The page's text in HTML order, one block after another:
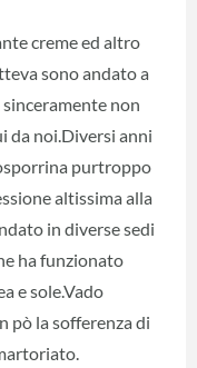
creme ed altro
sono andato a
non
da noi.Diversi anni
purtroppo
altissima alla
in diverse sedi
ha funzionato
e sole.Vado
pò la sofferenza di